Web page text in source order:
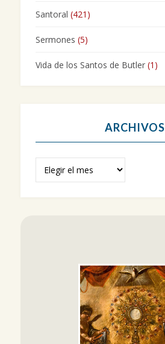
Santoral (421)
Sermones (5)
Vida de los Santos de Butler(1)
ARCHIVOS